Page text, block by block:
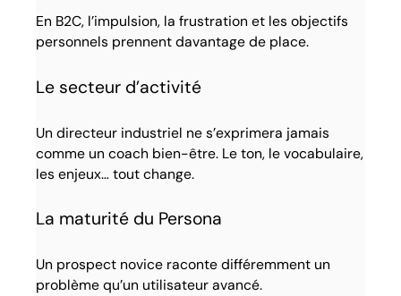
En B2C, l’impulsion, la frustration et les objectifs
personnels prennent davantage de place.
Le secteur d’activité
Un directeur industriel ne s’exprimera jamais
comme un coach bien-être. Le ton, le vocabulaire,
les enjeux… tout change.
La maturité du Persona
Un prospect novice raconte différemment un
problème qu’un utilisateur avancé.